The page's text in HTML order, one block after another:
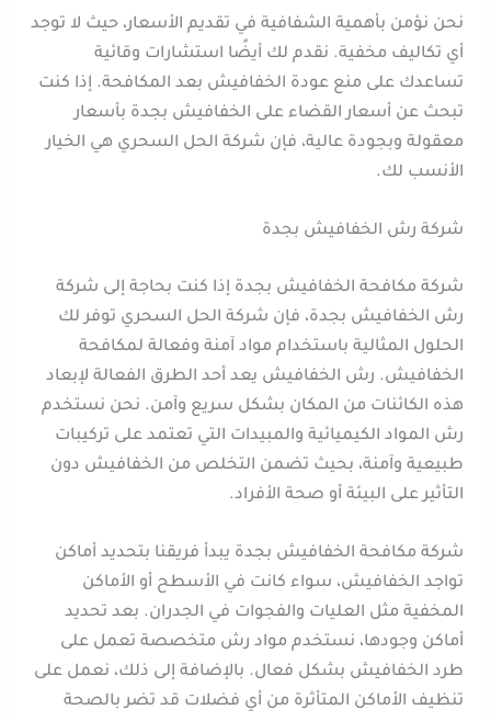
نحن نؤمن بأهمية الشفافية في تقديم الأسعار، حيث لا توجد
أي تكاليف مخفية. نقدم لك أيضًا استشارات وقائية
تساعدك على منع عودة الخفافيش بعد المكافحة. إذا كنت
تبحث عن أسعار القضاء على الخفافيش بجدة بأسعار
معقولة وبجودة عالية، فإن شركة الحل السحري هي الخيار
الأنسب لك.
شركة رش الخفافيش بجدة
شركة مكافحة الخفافيش بجدة إذا كنت بحاجة إلى شركة
رش الخفافيش بجدة، فإن شركة الحل السحري توفر لك
الحلول المثالية باستخدام مواد آمنة وفعالة لمكافحة
الخفافيش. رش الخفافيش يعد أحد الطرق الفعالة لإبعاد
هذه الكائنات من المكان بشكل سريع وآمن. نحن نستخدم
رش المواد الكيميائية والمبيدات التي تعتمد على تركيبات
طبيعية وآمنة، بحيث تضمن التخلص من الخفافيش دون
التأثير على البيئة أو صحة الأفراد.
شركة مكافحة الخفافيش بجدة يبدأ فريقنا بتحديد أماكن
تواجد الخفافيش، سواء كانت في الأسطح أو الأماكن
المخفية مثل العليات والفجوات في الجدران. بعد تحديد
أماكن وجودها، نستخدم مواد رش متخصصة تعمل على
طرد الخفافيش بشكل فعال. بالإضافة إلى ذلك، نعمل على
تنظيف الأماكن المتأثرة من أي فضلات قد تضر بالصحة